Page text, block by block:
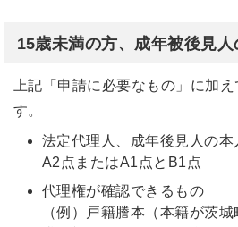
15歳未満の方、成年被後見人
上記「申請に必要なもの」に加
す。
法定代理人、成年後見人の本
A2点またはA1点とB1点
代理権が確認できるもの
（例）戸籍謄本（本籍が茨